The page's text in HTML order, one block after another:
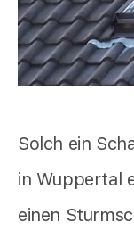
Solch ein
in Wuppertal
einen